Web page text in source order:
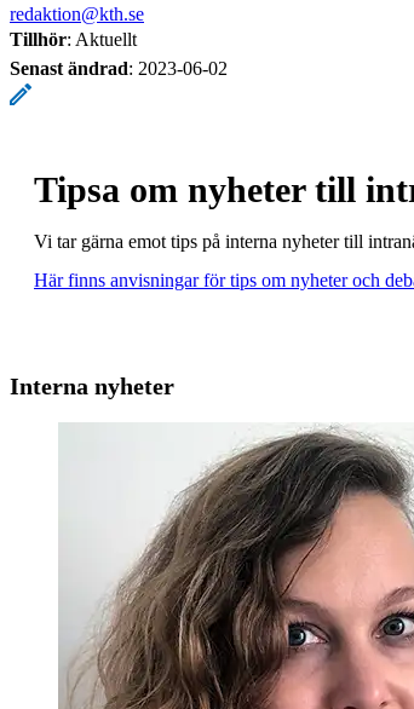
redaktion@kth.se
Tillhör: Aktuellt
Senast ändrad: 2023-06-02
Tipsa om nyheter till
Vi tar gärna emot tips på interna nyheter till
Här finns anvisningar för tips om nyheter och
Interna nyheter